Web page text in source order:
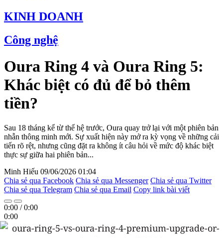
KINH DOANH
Công nghệ
Oura Ring 4 và Oura Ring 5:
Khác biệt có đủ để bỏ thêm
tiền?
Sau 18 tháng kể từ thế hệ trước, Oura quay trở lại với một phiên bản
nhẫn thông minh mới. Sự xuất hiện này mở ra kỳ vọng về những cải
tiến rõ rệt, nhưng cũng đặt ra không ít câu hỏi về mức độ khác biệt
thực sự giữa hai phiên bản...
Minh Hiếu 09/06/2026 01:04
Chia sẻ qua Facebook Chia sẻ qua Messenger Chia sẻ qua Twitter
Chia sẻ qua Telegram Chia sẻ qua Email Copy link bài viết
0:00 /0:00
0:00